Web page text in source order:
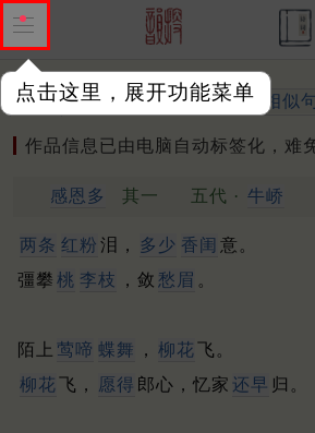
点击这里，展开功能菜单
作品 标注四声 出处、引用 相似
作品信息已由电脑自动标签化，难
感恩多 其一 五代 · 牛峤
两条 红粉 泪， 多少 香闺 意。
彊攀 桃 李枝 ，敛 愁眉 。
陌上 莺啼 蝶舞 ， 柳花飞。
柳花飞， 愿得 郎心，忆家 还早 归。